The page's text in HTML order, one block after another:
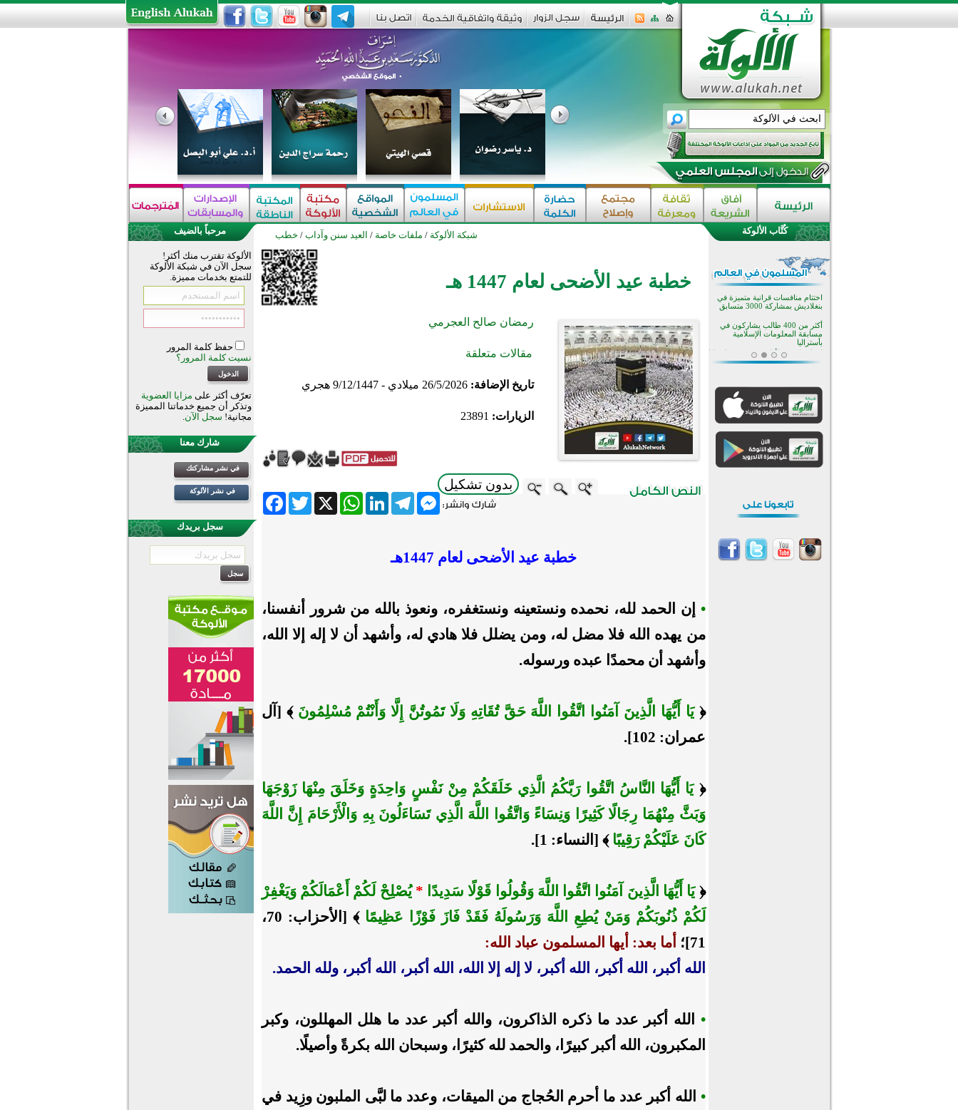
شبكة الألوكة / ملفات خاصة / العيد سنن وآداب / خطب
خطبة عيد الأضحى لعام 1447 هـ
رمضان صالح العجرمي
مقالات متعلقة
تاريخ الإضافة:26/5/2026 ميلادي - 9/12/1447 هجري
الزيارات: 23891
بدون تشكيل
FacebookTwitter X
WhatsApp
LinkedInTelegram
Messenger
خطبة عيد الأضحى لعام 1447هـ
• إن الحمد لله، نحمده ونستعينه ونستغفره، ونعوذ بالله من شرور أنفسنا،
من يهده الله فلا مضل له، ومن يضلل فلا هادي له، وأشهد أن لا إله إلا الله،
وأشهد أن محمدًا عبده ورسوله.
﴿يَا أَيُّهَا الَّذِينَ آمَنُوا اتَّقُوا اللَّهَ حَقَّ تُقَاتِهِ وَلَا تَمُوتُنَّ إِلَّا وَأَنْتُمْ مُسْلِمُونَ ﴾ [آل
عمران: 102].
﴿يَا أَيُّهَا النَّاسُ اتَّقُوا رَبَّكُمُ الَّذِي خَلَقَكُمْ مِنْ نَفْسٍ وَاحِدَةٍ وَخَلَقَ مِنْهَا زَوْجَهَا
وَبَثَّ مِنْهُمَا رِجَالًا كَثِيرًا وَنِسَاءً وَاتَّقُوا اللَّهَ الَّذِي تَسَاءَلُونَ بِهِ وَالْأَرْحَامَ إِنَّ اللَّهَ
كَانَ عَلَيْكُمْ رَقِيبًا ﴾ [النساء: 1].
﴿يَا أَيُّهَا الَّذِينَ آمَنُوا اتَّقُوا اللَّهَ وَقُولُوا قَوْلًا سَدِيدًا *يُصْلِحْ لَكُمْ أَعْمَالَكُمْ وَيَغْفِرْ
لَكُمْ ذُنُوبَكُمْ وَمَنْ يُطِعِ اللَّهَ وَرَسُولَهُ فَقَدْ فَازَ فَوْزًا عَظِيمًا
﴾ [الأحزاب: 70،
71]؛
أما بعد: أيها المسلمون عباد الله:
الله أكبر، الله أكبر، الله أكبر، لا إله إلا الله، الله أكبر، الله أكبر، ولله الحمد.
• الله أكبر عدد ما ذكره الذاكرون، والله أكبر عدد ما هلل المهللون، وكبر
المكبرون، الله أكبر كبيرًا، والحمد لله كثيرًا، وسبحان الله بكرةً وأصيلًا.
• الله أكبر عدد ما أحرم الحُجاج من الميقات، وعدد ما لبَّى الملبون وزِيد في
مرحباً بالضيف
الألوكة تقترب منك أكثر!
سجل الآن في شبكة الألوكة
للتمتع بخدمات مميزة.
حفظ كلمة المرور
نسيت كلمة المرور؟
تعرّف أكثر على مزايا العضوية
وتذكر أن جميع خدماتنا المميزة
مجانية! سجل الآن.
شارك معنا
في نشر مشاركتك
في نشر الألوكة
سجل بريدك
كُتَّاب الألوكة
اختتام الدورة التاسعة لمسابقة حفظ
وتلاوة القرآن الكريم في أزناكاييف
تيسليتش تختتم برنامجا تعليميا لتعزيز
القيم وبناء الشخصية للشباب
المسلمين
اختتام منافسات قرآنية متميزة في
أكثر من 400 طالب يشاركون في
مسابقة المعلومات الإسلامية
بأستراليا
افتتاح تاريخي لأول مسجد في بلييفليا
بالجبل الأسود منذ أكثر من قرن
منطقة ريبوفسي تحتفل بميلاد
مسجد جديد في أجواء إيمانية مميزة
أكبر مشروع إسلامي في ريف
أستراليا يفتتح أبوابه بعد سنوات من
الصيفية للمسلمين في بينزا
وساراتوف وموردوفيا هذا العام
اختتام الدورة التاسعة لمسابقة حفظ
وتلاوة القرآن الكريم في أزناكاييف
تيسليتش تختتم برنامجا تعليميا لتعزيز
القيم وبناء الشخصية للشباب
المسلمين
اختتام منافسات قرآنية متميزة في
مسابقة المعلومات الإسلامية